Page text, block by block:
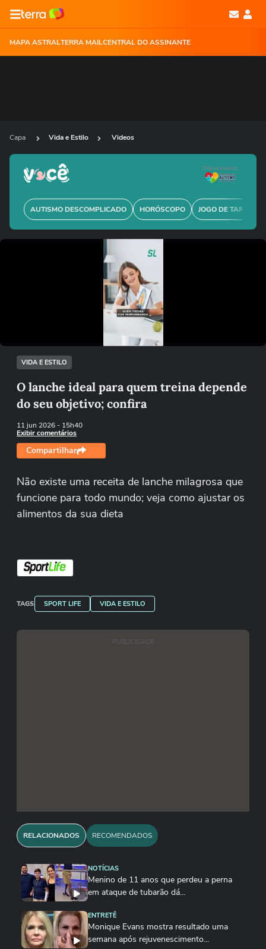
MAPA ASTRALTERRA MAILCENTRAL DO ASSINANTE
Capa Vida e Estilo Videos
AUTISMO DESCOMPLICADO HORÓSCOPO JOGO DE TARÔ
Oferecimento
Não foi possível reproduzir o vídeo
Tentar novamente
VIDA E ESTILO
O lanche ideal para quem treina depende
do seu objetivo; confira
11 jun 2026- 15h40
Exibir comentários
Compartilhar
Não existe uma receita de lanche milagrosa que
funcione para todo mundo; veja como ajustar os
alimentos da sua dieta
TAGS SPORT LIFE VIDA E ESTILO
PUBLICIDADE
RELACIONADOS RECOMENDADOS
NOTÍCIAS
Menino de 11 anos que perdeu a perna
em ataque de tubarão dá...
ENTRETÊ
Monique Evans mostra resultado uma
semana após rejuvenescimento...